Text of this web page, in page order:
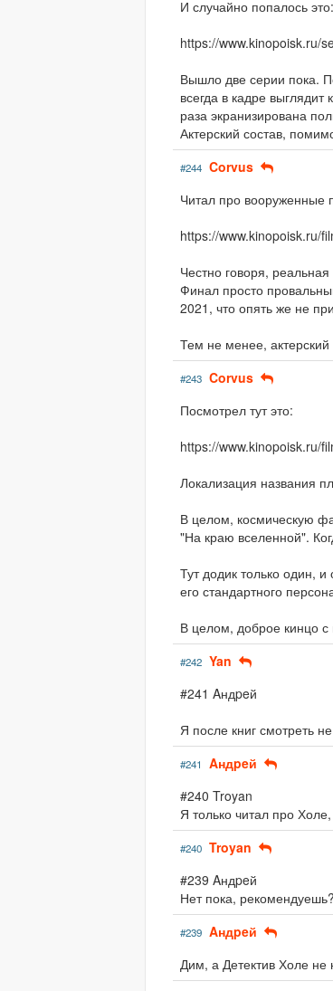
И случайно попалось это:
https://www.kinopoisk.ru/
Вышло две серии пока.
всегда в кадре
раза экранизирована
Актерский состав,
#244 Corvus
Читал про вооруженные
https://www.kinopoisk.ru/
Честно говоря,
Финал просто
2021, что опять же не
Тем не менее,
#243 Corvus
Посмотрел тут это:
https://www.kinopoisk.ru/
Локализация названия
В целом, космическую
"На краю вселенной".
Тут додик только один,
его стандартного
В целом, доброе кинцо с
#242 Yan
#241 Aндpeй
Я после книг смотреть
#241 Aндpeй
#240 Troyan
Я только читал про
#240 Troyan
#239 Aндpeй
Нет пока, рекомендуешь?
#239 Aндpeй
Дим, а Детектив Холе не